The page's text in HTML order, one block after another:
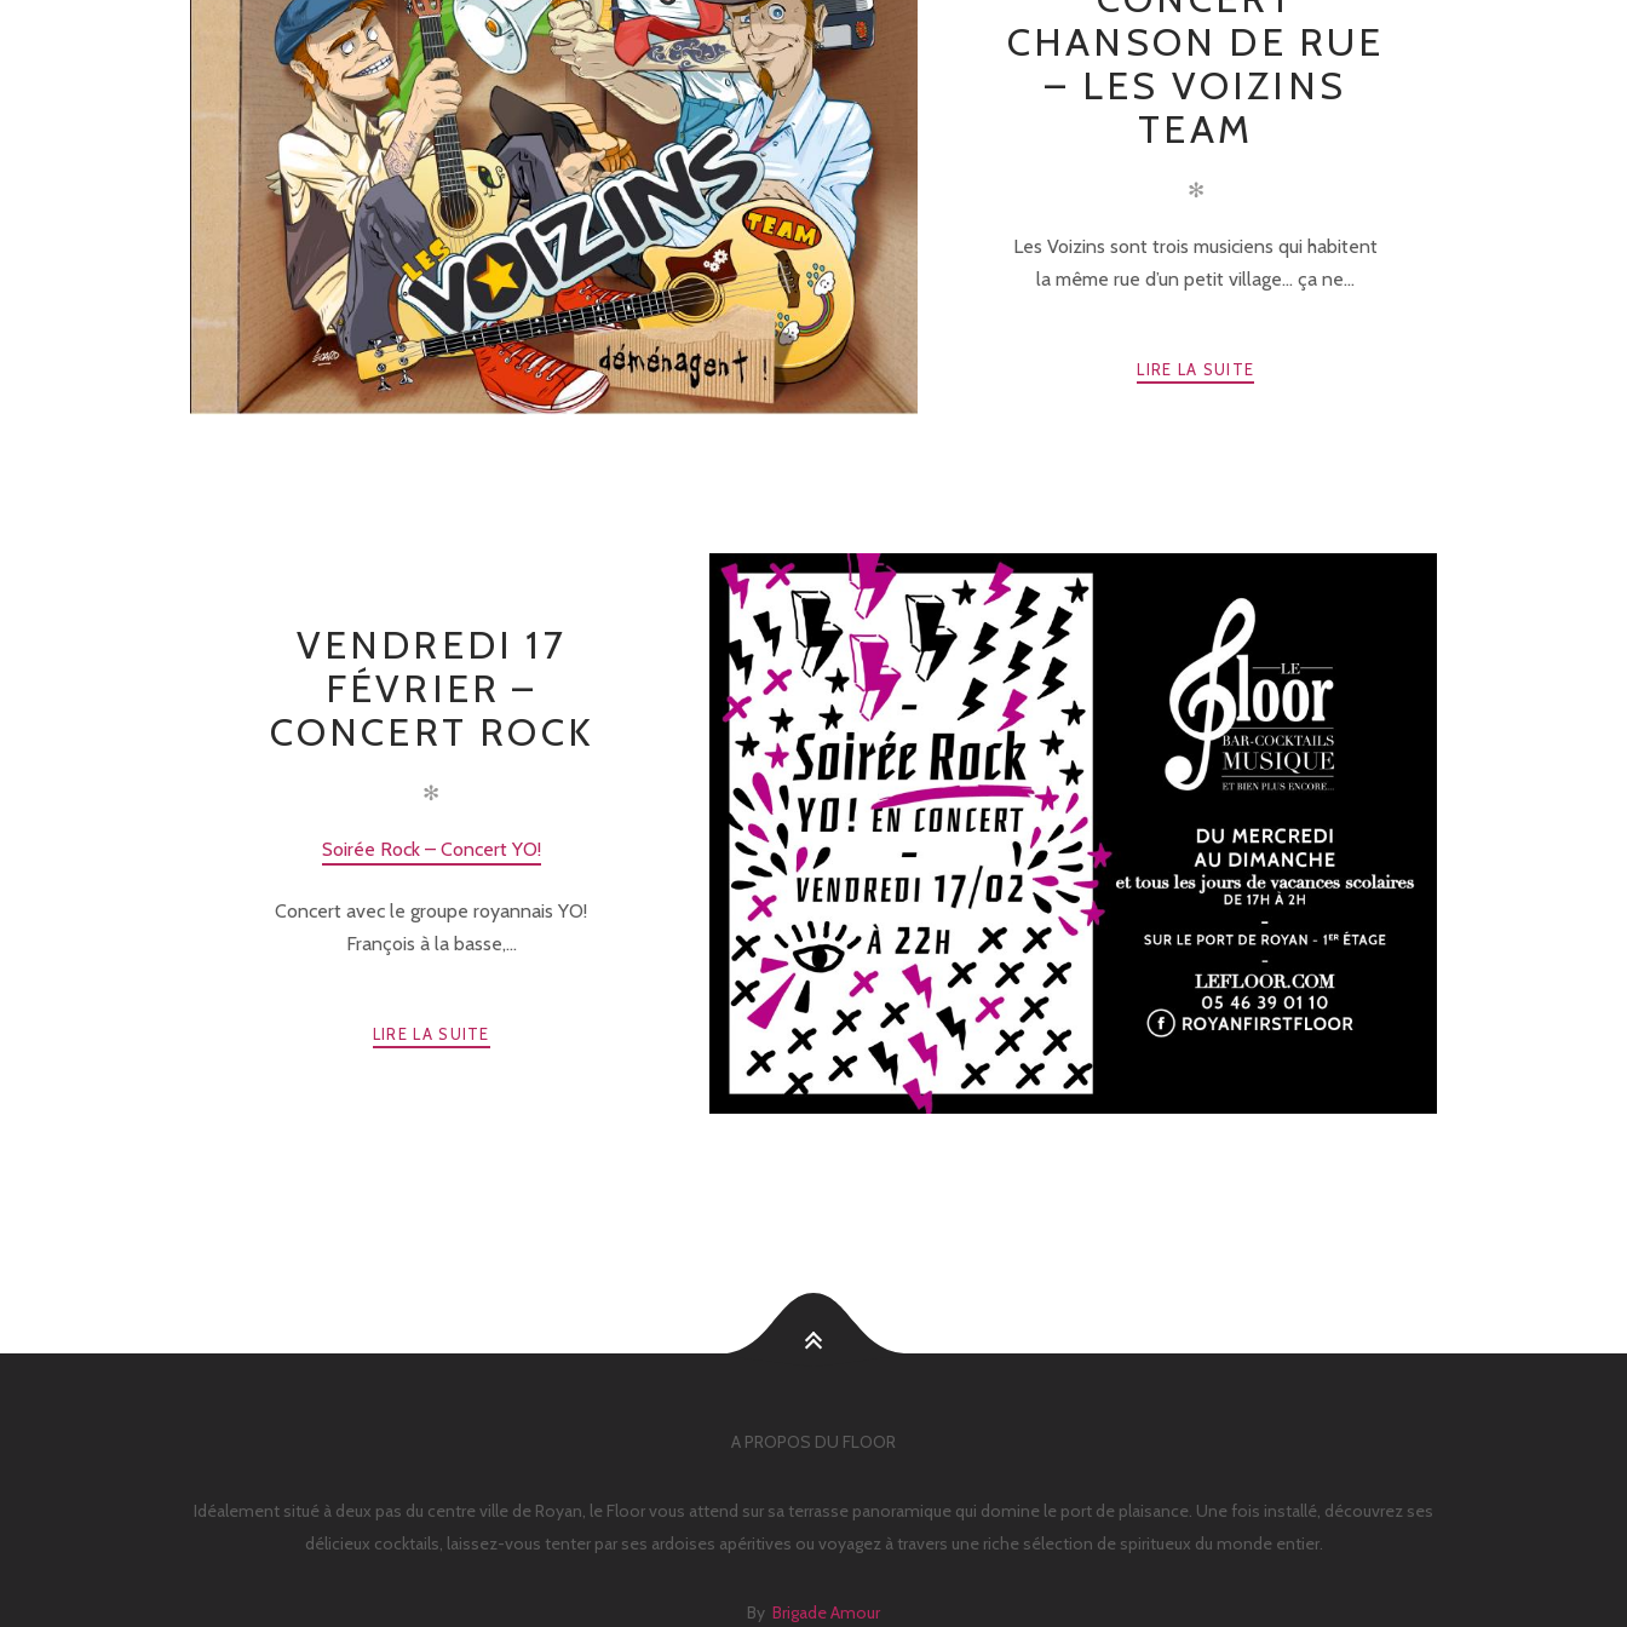
CHANSON DE RUE
– LES VOIZINS
TEAM
✻
Les Voizins sont trois musiciens qui habitent
la même rue d’un petit village… ça ne...
LIRE LA SUITE
VENDREDI 17
FÉVRIER –
CONCERT ROCK
✻
Soirée Rock – Concert YO!
Concert avec le groupe royannais YO!
François à la basse,...
LIRE LA SUITE
A PROPOS DU FLOOR
Idéalement situé à deux pas du centre ville de Royan, le Floor vous attend sur sa terrasse panoramique qui domine le port de plaisance. Une fois installé, découvrez ses
délicieux cocktails, laissez-vous tenter par ses ardoises apéritives ou voyagez à travers une riche sélection de spiritueux du monde entier.
By Brigade Amour